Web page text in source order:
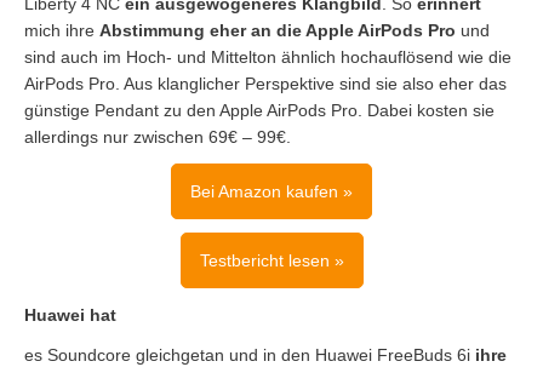
Liberty 4 NC ein ausgewogeneres Klangbild . So erinnert
mich ihre Abstimmung eher an die Apple AirPods Pro und
sind auch im Hoch- und Mittelton ähnlich hochauflösend wie die
AirPods Pro. Aus klanglicher Perspektive sind sie also eher das
günstige Pendant zu den Apple AirPods Pro. Dabei kosten sie
allerdings nur zwischen 69€ – 99€.
Bei Amazon kaufen »
Testbericht lesen »
Huawei hat
es Soundcore gleichgetan und in den Huawei FreeBuds 6i ihre